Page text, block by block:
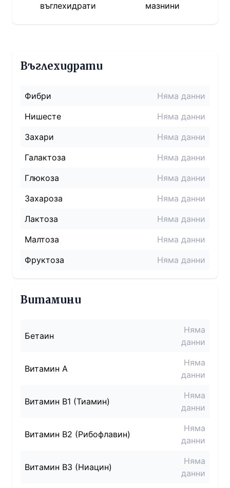
въглехидрати
мазнини
Въглехидрати
Фибри
Няма данни
Нишесте
Няма данни
Захари
Няма данни
Галактоза
Няма данни
Глюкоза
Няма данни
Захароза
Няма данни
Лактоза
Няма данни
Малтоза
Няма данни
Фруктоза
Няма данни
Витамини
Бетаин
Няма
данни
Витамин A
Няма
данни
Витамин B1 (Тиамин)
Няма
данни
Витамин B2 (Рибофлавин)
Няма
данни
Витамин B3 (Ниацин)
Няма
данни